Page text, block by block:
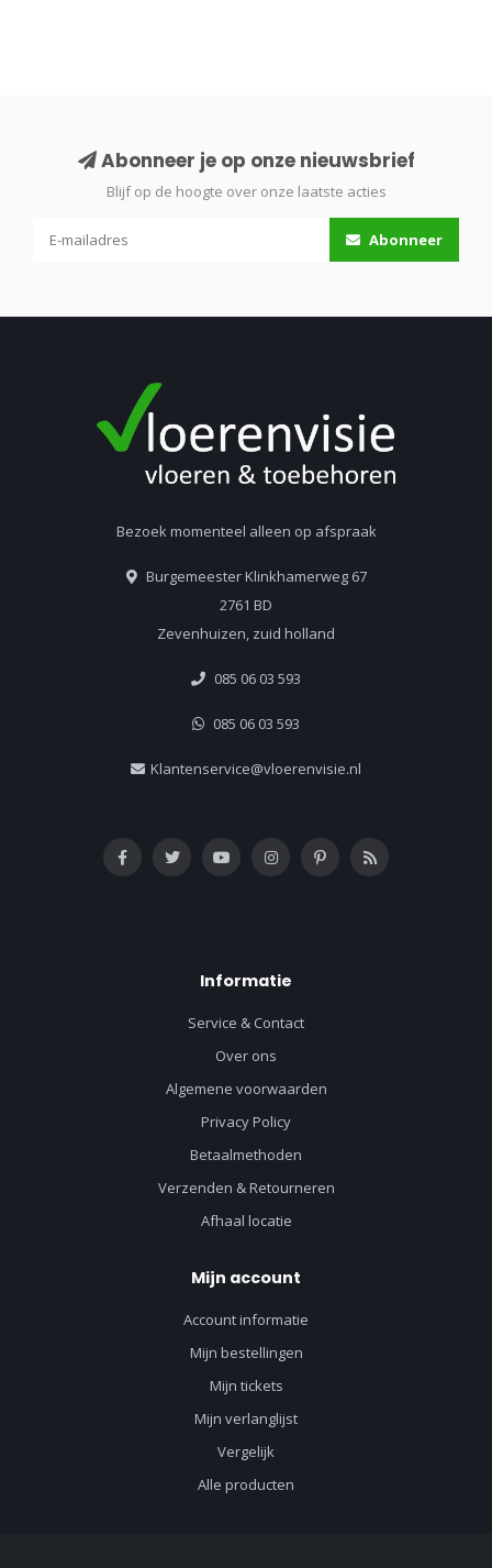
Abonneer je op onze nieuwsbrief
Blijf op de hoogte over onze laatste acties
Abonneer
Bezoek momenteel alleen op afspraak
Burgemeester Klinkhamerweg 67
2761 BD
Zevenhuizen, zuid holland
085 06 03 593
085 06 03 593
Klantenservice@vloerenvisie.nl
Informatie
Service & Contact
Over ons
Algemene voorwaarden
Privacy Policy
Betaalmethoden
Verzenden & Retourneren
Afhaal locatie
Mijn account
Account informatie
Mijn bestellingen
Mijn tickets
Mijn verlanglijst
Vergelijk
Alle producten